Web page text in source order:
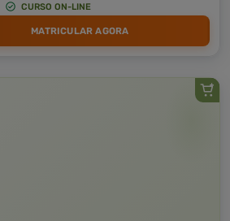
CURSO ON-LINE
MATRICULAR AGORA